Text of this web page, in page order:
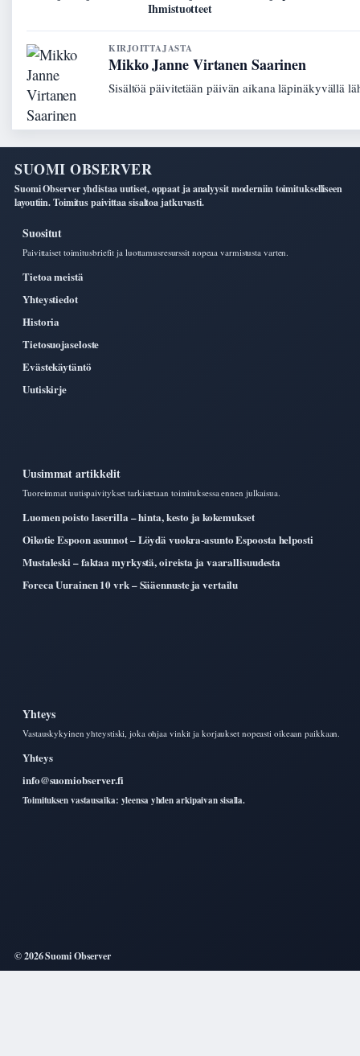
Ihmistuotteet
KIRJOITTAJASTA
Mikko Janne Virtanen Saarinen
Sisältöä päivitetään päivän aikana läpinäkyvällä
SUOMI OBSERVER
Suomi Observer yhdistaa uutiset, oppaat ja analyysit moderniin toimitukselliseen
layoutiin. Toimitus paivittaa sisaltoa jatkuvasti.
Suositut
Paivittaiset toimitusbriefit ja luottamusresurssit nopeaa varmistusta varten.
Tietoa meistä
Yhteystiedot
Historia
Tietosuojaseloste
Evästekäytäntö
Uutiskirje
Uusimmat artikkelit
Tuoreimmat uutispaivitykset tarkistetaan toimituksessa ennen julkaisua.
Luomen poisto laserilla – hinta, kesto ja kokemukset
Oikotie Espoon asunnot – Löydä vuokra-asunto Espoosta helposti
Mustaleski – faktaa myrkystä, oireista ja vaarallisuudesta
Foreca Uurainen 10 vrk – Sääennuste ja vertailu
Yhteys
Vastauskykyinen yhteystiski, joka ohjaa vinkit ja korjaukset nopeasti oikeaan paikkaan.
Yhteys
info@suomiobserver.fi
Toimituksen vastausaika: yleensa yhden arkipaivan sisalla.
© 2026 Suomi Observer